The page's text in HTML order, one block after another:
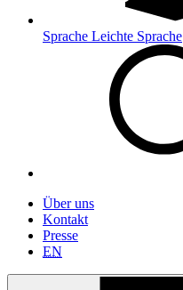
Sprache Leichte Sprache
Über uns
Kontakt
Presse
EN